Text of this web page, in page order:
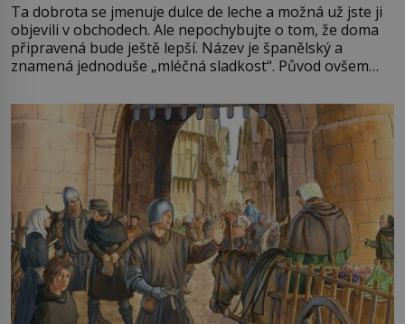
Ta dobrota se jmenuje dulce de leche a možná už jste ji
objevili v obchodech. Ale nepochybujte o tom, že doma
připravená bude ještě lepší. Název je španělský a
znamená jednoduše „mléčná sladkost“. Původ ovšem
pře hned několik latinskoamerických zemí a k tomu
Francie, kde se traduje,